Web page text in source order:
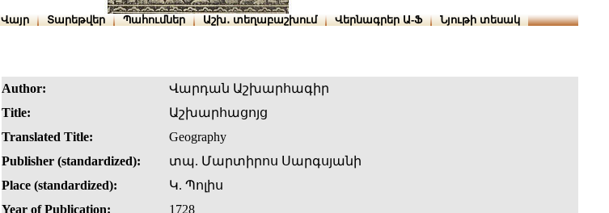
Վայր Տարեթվեր Պահումներ Աշխ․ տեղաբաշխում Վերնագրեր Ա-Ֆ Նյութի տեսակ
Author:
Վարդան Աշխարհագիր
Title:
Աշխարհացոյց
Translated Title:
Geography
Publisher (standardized):
տպ. Մարտիրոս Սարգսյանի
Place (standardized):
Կ. Պոլիս
Year of Publication:
1728